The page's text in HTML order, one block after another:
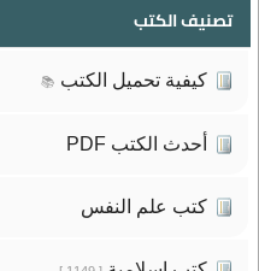
تصنيف الكتب
كيفية تحميل الكتب 📚
أحدث الكتب PDF
كتب علم النفس